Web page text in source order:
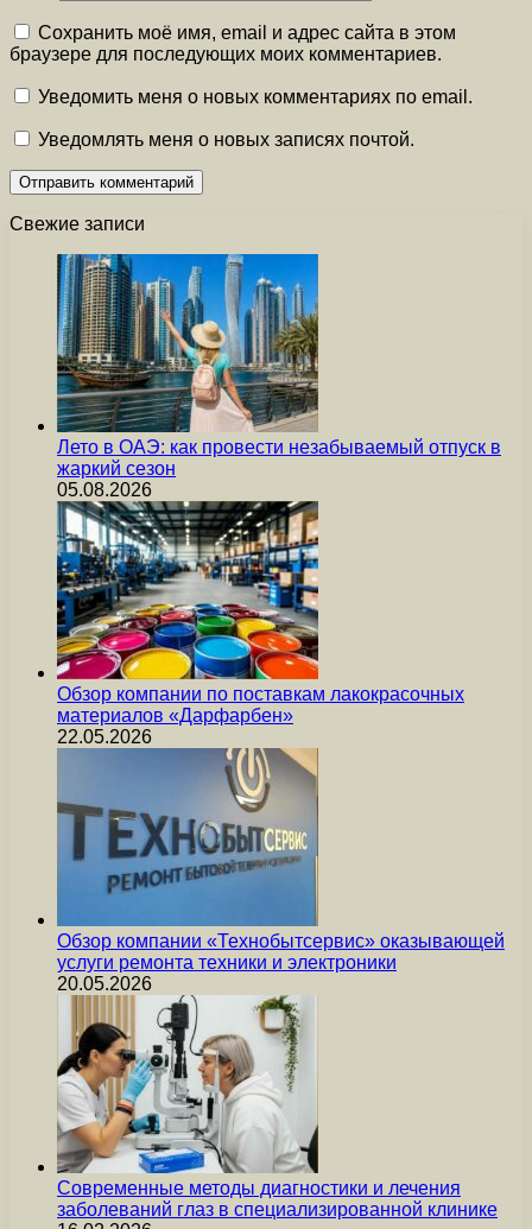
Сохранить моё имя, email и адрес сайта в этом
браузере для последующих моих комментариев.
Уведомить меня о новых комментариях по email.
Уведомлять меня о новых записях почтой.
Свежие записи
Лето в ОАЭ: как провести незабываемый отпуск в
жаркий сезон
05.08.2026
Обзор компании по поставкам лакокрасочных
материалов «Дарфарбен»
22.05.2026
Обзор компании «Технобытсервис» оказывающей
услуги ремонта техники и электроники
20.05.2026
Современные методы диагностики и лечения
заболеваний глаз в специализированной клинике